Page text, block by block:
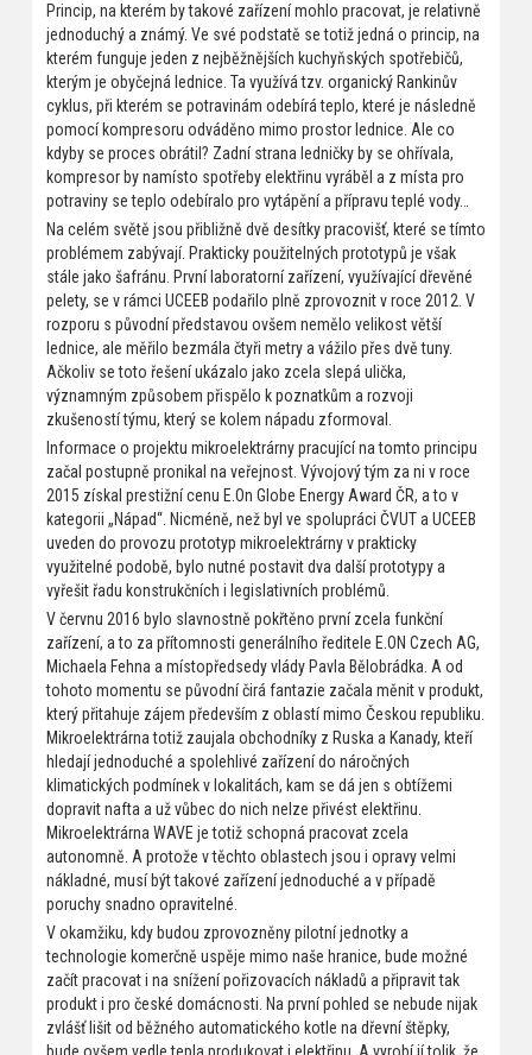
Princip, na kterém by takové zařízení mohlo pracovat, je relativně
jednoduchý a známý. Ve své podstatě se totiž jedná o princip, na
kterém funguje jeden z nejběžnějších kuchyňských spotřebičů,
kterým je obyčejná lednice. Ta využívá tzv. organický Rankinův
cyklus, při kterém se potravinám odebírá teplo, které je následně
pomocí kompresoru odváděno mimo prostor lednice. Ale co
kdyby se proces obrátil? Zadní strana ledničky by se ohřívala,
kompresor by namísto spotřeby elektřinu vyráběl a z místa pro
potraviny se teplo odebíralo pro vytápění a přípravu teplé vody…
Na celém světě jsou přibližně dvě desítky pracovišť, které se tímto
problémem zabývají. Prakticky použitelných prototypů je však
stále jako šafránu. První laboratorní zařízení, využívající dřevěné
pelety, se v rámci UCEEB podařilo plně zprovoznit v roce 2012. V
rozporu s původní představou ovšem nemělo velikost větší
lednice, ale měřilo bezmála čtyři metry a vážilo přes dvě tuny.
Ačkoliv se toto řešení ukázalo jako zcela slepá ulička,
významným způsobem přispělo k poznatkům a rozvoji
zkušeností týmu, který se kolem nápadu zformoval.
Informace o projektu mikroelektrárny pracující na tomto principu
začal postupně pronikal na veřejnost. Vývojový tým za ni v roce
2015 získal prestižní cenu E.On Globe Energy Award ČR, a to v
kategorii „Nápad“. Nicméně, než byl ve spolupráci ČVUT a UCEEB
uveden do provozu prototyp mikroelektrárny v prakticky
využitelné podobě, bylo nutné postavit dva další prototypy a
vyřešit řadu konstrukčních i legislativních problémů.
V červnu 2016 bylo slavnostně pokřtěno první zcela funkční
zařízení, a to za přítomnosti generálního ředitele E.ON Czech AG,
Michaela Fehna a místopředsedy vlády Pavla Bělobrádka. A od
tohoto momentu se původní čirá fantazie začala měnit v produkt,
který přitahuje zájem především z oblastí mimo Českou republiku.
Mikroelektrárna totiž zaujala obchodníky z Ruska a Kanady, kteří
hledají jednoduché a spolehlivé zařízení do náročných
klimatických podmínek v lokalitách, kam se dá jen s obtížemi
dopravit nafta a už vůbec do nich nelze přivést elektřinu.
Mikroelektrárna WAVE je totiž schopná pracovat zcela
autonomně. A protože v těchto oblastech jsou i opravy velmi
nákladné, musí být takové zařízení jednoduché a v případě
poruchy snadno opravitelné.
V okamžiku, kdy budou zprovozněny pilotní jednotky a
technologie komerčně uspěje mimo naše hranice, bude možné
začít pracovat i na snížení pořizovacích nákladů a připravit tak
produkt i pro české domácnosti. Na první pohled se nebude nijak
zvlášť lišit od běžného automatického kotle na dřevní štěpky,